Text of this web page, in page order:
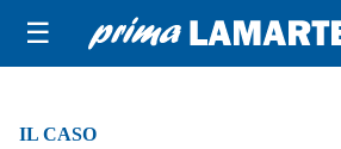
☰
IL CASO